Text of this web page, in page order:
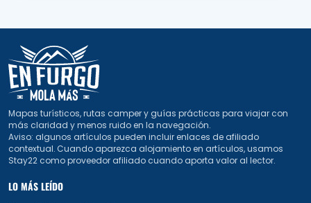
Mapas turísticos, rutas camper y guías prácticas para viajar con
más claridad y menos ruido en la navegación.
Aviso: algunos artículos pueden incluir enlaces de afiliado
contextual. Cuando aparezca alojamiento en artículos, usamos
Stay22 como proveedor afiliado cuando aporta valor al lector.
LO MÁS LEÍDO